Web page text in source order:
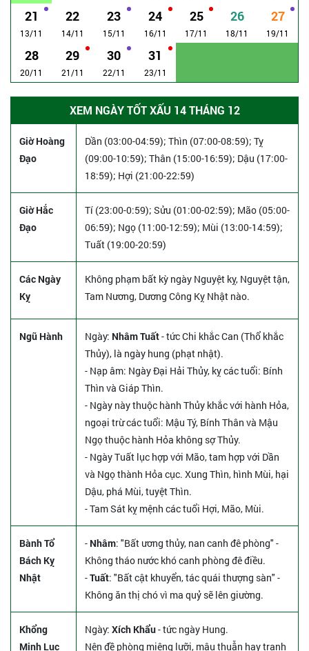
21
13/11
22
14/11
23
15/11
24
16/11
25
17/11
26
18/11
27
19/11
28
20/11
29
21/11
30
22/11
31
23/11
XEM NGÀY TỐT XẤU 14 THÁNG 12
Giờ Hoàng
Đạo
Dần (03:00-04:59); Thìn (07:00-08:59); Tỵ
(09:00-10:59); Thân (15:00-16:59); Dậu (17:00-
18:59); Hợi (21:00-22:59)
Giờ Hắc
Đạo
Tí (23:00-0:59); Sửu (01:00-02:59); Mão (05:00-
06:59); Ngọ (11:00-12:59); Mùi (13:00-14:59);
Tuất (19:00-20:59)
Các Ngày
Kỵ
Không phạm bất kỳ ngày Nguyệt kỵ, Nguyệt tận,
Tam Nương, Dương Công Kỵ Nhật nào.
Ngũ Hành Ngày: Nhâm Tuất- tức Chi khắc Can (Thổ khắc
Thủy), là ngày hung (phạt nhật).
- Nạp âm: Ngày Đại Hải Thủy, kỵ các tuổi: Bính
Thìn và Giáp Thìn.
- Ngày này thuộc hành Thủy khắc với hành Hỏa,
ngoại trừ các tuổi: Mậu Tý, Bính Thân và Mậu
Ngọ thuộc hành Hỏa không sợ Thủy.
- Ngày Tuất lục hợp với Mão, tam hợp với Dần
và Ngọ thành Hỏa cục. Xung Thìn, hình Mùi, hại
Dậu, phá Mùi, tuyệt Thìn.
- Tam Sát kỵ mệnh các tuổi Hợi, Mão, Mùi.
Bành Tổ
Bách Kỵ
Nhật
- Nhâm: "Bất ương thủy, nan canh đê phòng" -
Không tháo nước khó canh phòng đê điều.
-Tuất: "Bất cật khuyển, tác quái thượng sàn" -
Không ăn thị chó vì ma quỷ sẽ lên giường.
Khổng
Minh Lục
Ngày: Xích Khẩu- tức ngày Hung.
Nên đề phòng miệng lưỡi, mâu thuẫn hay tranh